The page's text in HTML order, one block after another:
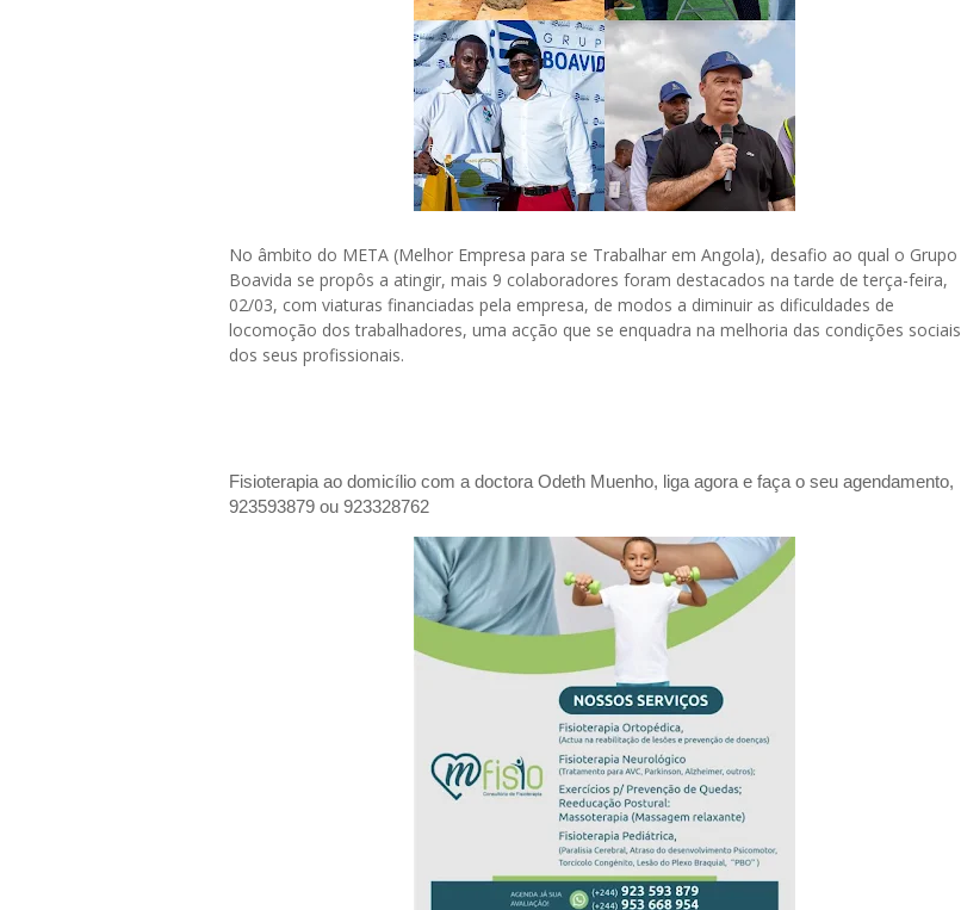
No âmbito do META (Melhor Empresa para se Trabalhar em Angola), desafio ao qual o Grupo
Boavida se propôs a atingir, mais 9 colaboradores foram destacados na tarde de terça-feira,
02/03, com viaturas financiadas pela empresa, de modos a diminuir as dificuldades de
locomoção dos trabalhadores, uma acção que se enquadra na melhoria das condições sociais
dos seus profissionais.
Fisioterapia ao domicílio com a doctora Odeth Muenho, liga agora e faça o seu agendamento,
923593879 ou 923328762